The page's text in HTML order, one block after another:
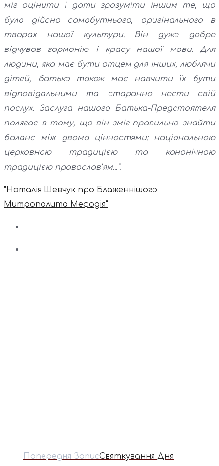
міг оцінити і дати зрозуміти іншим те, що
було дійсно самобутнього, оригінального в
творах нашої культури. Він дуже добре
відчував гармонію і красу нашої мови. Для
людини, яка має бути отцем для інших, люблячи
дітей, батько також має навчити їх бути
відповідальними та старанно нести свій
послух. Заслуга нашого Батька-Предстоятеля
полягає в тому, що він зміг правильно знайти
баланс між двома цінностями: національною
церковною традицією та канонічною
традицією православ’ям...".
"Наталія Шевчук про Блаженнішого
Митрополита Мефодія"
Попередня ЗаписСвяткування Дня